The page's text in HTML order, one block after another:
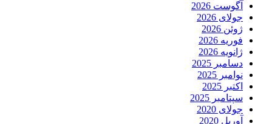
آگوست 2026
جولای 2026
ژوئن 2026
فوریه 2026
ژانویه 2026
دسامبر 2025
نوامبر 2025
اکتبر 2025
سپتامبر 2025
جولای 2020
آوریل 2020